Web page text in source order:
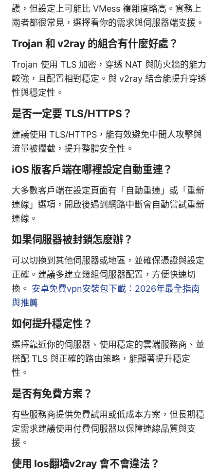
護，但設定上可能比 VMess 複雜度略高。實務上
兩者都很常見，選擇看你的需求與伺服器端支援。
Trojan 和 v2ray 的組合有什麼好處？
Trojan 使用 TLS 加密，穿透 NAT 與防火牆的能力
較強，且配置相對穩定。與 v2ray 結合能提升穿透
性與穩定性。
是否一定要 TLS/HTTPS？
建議使用 TLS/HTTPS，能有效避免中間人攻擊與
流量被攔截，提升整體安全性。
iOS 版客戶端在哪裡設定自動重連？
大多數客戶端在設定頁面有「自動重連」或「重新
連線」選項，開啟後遇到網路中斷會自動嘗試重新
連線。
如果伺服器被封鎖怎麼辦？
可以切換到其他伺服器或地區，並確保憑證與設定
正確。建議多建立幾組伺服器配置，方便快速切
換。 安卓免費vpn安裝包下載：2026年最全指南
與推薦
如何提升穩定性？
選擇靠近你的伺服器、使用穩定的雲端服務商、並
搭配 TLS 與正確的路由策略，能顯著提升穩定
性。
是否有免費方案？
有些服務商提供免費試用或低成本方案，但長期穩
定需求建議使用付費伺服器以保障連線品質與支
援。
使用 Ios翻墙v2ray 會不會違法？